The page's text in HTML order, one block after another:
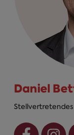
Daniel
Stellvertretendes